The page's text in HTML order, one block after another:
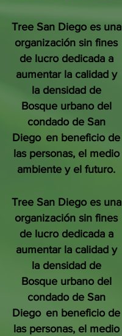
Tree San Diego es una
organización sin fines
de lucro dedicada a
aumentar la calidad y
la densidad de
Bosque urbano del
condado de San
Diego en beneficio de
las personas, el medio
ambiente y el futuro.
Tree San Diego es una
organización sin fines
de lucro dedicada a
aumentar la calidad y
la densidad de
Bosque urbano del
condado de San
Diego en beneficio de
las personas, el medio